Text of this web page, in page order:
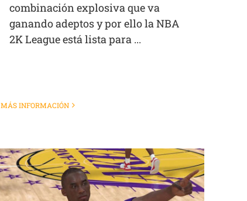
combinación explosiva que va
ganando adeptos y por ello la NBA
2K League está lista para ...
MÁS INFORMACIÓN